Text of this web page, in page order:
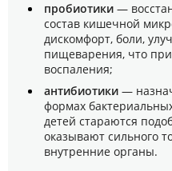
пробиотики —
состав кишечной
дискомфорт, боли,
пищеварения, что
воспаления;
антибиотики —
формах
детей стараются
оказывают сильного
внутренние органы.